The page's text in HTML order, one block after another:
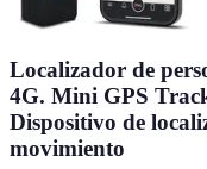
Localizador de
4G. Mini GPS
Dispositivo de
movimiento